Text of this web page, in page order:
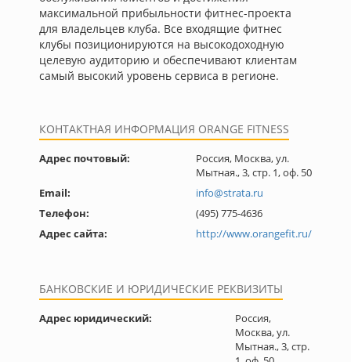
максимальной прибыльности фитнес-проекта
для владельцев клуба. Все входящие фитнес
клубы позиционируются на высокодоходную
целевую аудиторию и обеспечивают клиентам
самый высокий уровень сервиса в регионе.
КОНТАКТНАЯ ИНФОРМАЦИЯ ORANGE FITNESS
Адрес почтовый:
Россия, Москва, ул.
Мытная., 3, стр. 1, оф. 50
Email:
info@strata.ru
Телефон:
(495) 775-4636
Адрес сайта:
http://www.orangefit.ru/
БАНКОВСКИЕ И ЮРИДИЧЕСКИЕ РЕКВИЗИТЫ
Адрес юридический:
Россия,
Москва, ул.
Мытная., 3, стр.